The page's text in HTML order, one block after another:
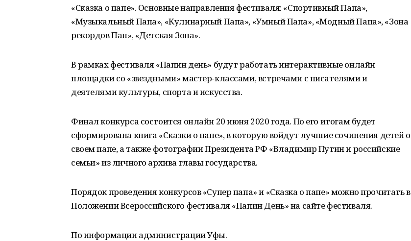
«Сказка о папе». Основные направления фестиваля: «Спортивный Папа»,
«Музыкальный Папа», «Кулинарный Папа», «Умный Папа», «Модный Папа», «Зона
рекордов Пап», «Детская Зона».
В рамках фестиваля «Папин день» будут работать интерактивные онлайн
площадки со «звездными» мастер-классами, встречами с писателями и
деятелями культуры, спорта и искусства.
Финал конкурса состоится онлайн 20 июня 2020 года. По его итогам будет
сформирована книга «Сказки о папе», в которую войдут лучшие сочинения детей о
своем папе, а также фотографии Президента РФ «Владимир Путин и российские
семьи» из личного архива главы государства.
Порядок проведения конкурсов «Супер папа» и «Сказка о папе» можно прочитать в
Положении Всероссийского фестиваля «Папин День» на сайте фестиваля.
По информации администрации Уфы.